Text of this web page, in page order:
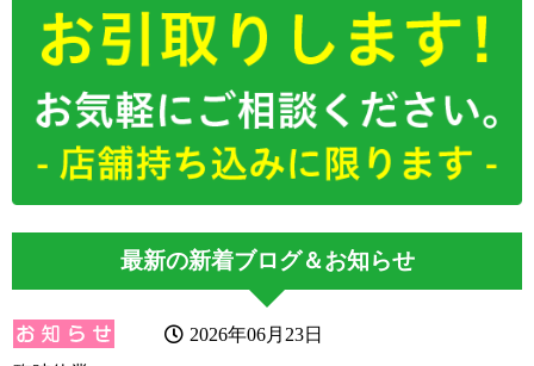
最新の新着ブログ＆お知らせ
2026年06月23日